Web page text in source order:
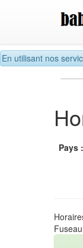
En utilisant nos
Pays :